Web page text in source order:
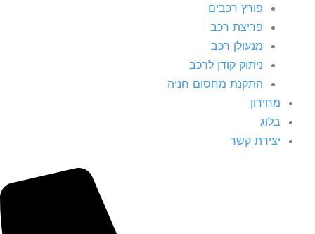
פורץ רכבים
פריצת רכב
מנעולן רכב
ניתוק קודן לרכב
התקנת מחסום חניה
מחירון
בלוג
יצירת קשר